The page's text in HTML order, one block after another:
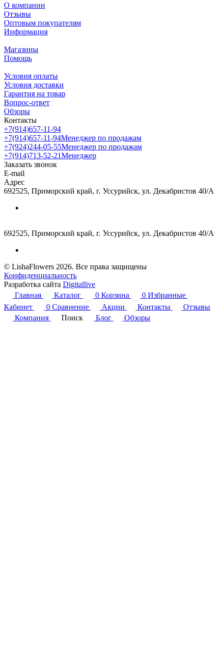
О компании
Отзывы
Оптовым покупателям
Информация
Магазины
Помощь
Условия оплаты
Условия доставки
Гарантия на товар
Вопрос-ответ
Обзоры
Контакты
+7(914)657-11-94
+7(914)657-11-94Менеджер по продажам
+7(924)244-05-55Менеджер по продажам
+7(914)713-52-21Менеджер
Заказать звонок
E-mail
Адрес
692525, Приморский край, г. Уссурийск, ул. Декабристов 40/А
692525, Приморский край, г. Уссурийск, ул. Декабристов 40/А
© LishaFlowers 2026. Все права защищены
Конфиденциальность
Разработка сайта Digitallive
Главная
Каталог 0 Корзина 0 Избранные
Кабинет
0 Сравнение Акции Контакты
Отзывы
Компания
Поиск Блог Обзоры